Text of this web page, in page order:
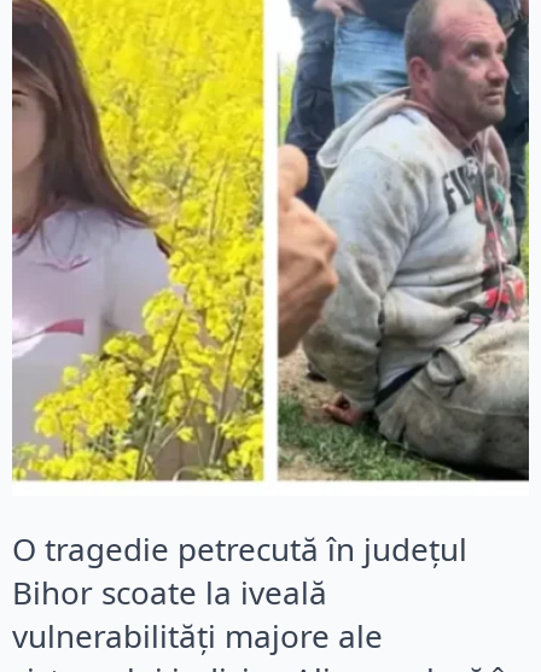
O tragedie petrecută în județul
Bihor scoate la iveală
vulnerabilități majore ale